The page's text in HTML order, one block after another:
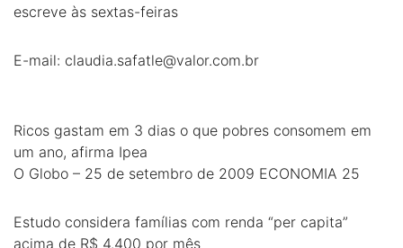
escreve às sextas-feiras
E-mail: claudia.safatle@valor.com.br
Ricos gastam em 3 dias o que pobres consomem em
um ano, afirma Ipea
O Globo – 25 de setembro de 2009 ECONOMIA 25
Estudo considera famílias com renda “per capita”
acima de R$ 4.400 por mês